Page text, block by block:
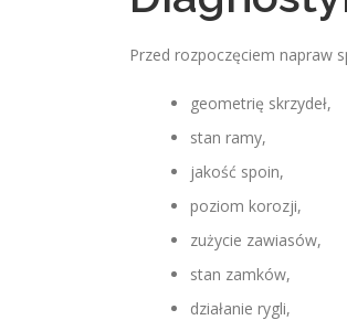
Przed rozpoczęciem napraw
geometrię skrzydeł,
stan ramy,
jakość spoin,
poziom korozji,
zużycie zawiasów,
stan zamków,
działanie rygli,